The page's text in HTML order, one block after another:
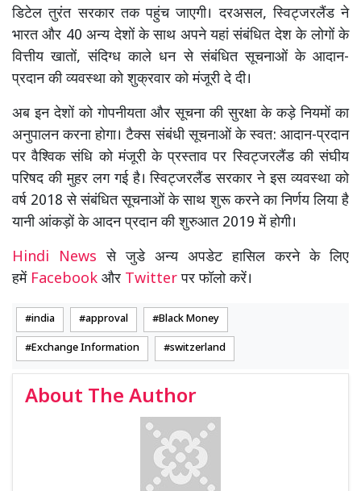
डिटेल तुरंत सरकार तक पहुंच जाएगी। दरअसल, स्विट्जरलैंड ने
भारत और 40 अन्य देशों के साथ अपने यहां संबंधित देश के लोगों के
वित्तीय खातों, संदिग्ध काले धन से संबंधित सूचनाओं के आदान-
प्रदान की व्यवस्था को शुक्रवार को मंजूरी दे दी।
अब इन देशों को गोपनीयता और सूचना की सुरक्षा के कड़े नियमों का
अनुपालन करना होगा। टैक्स संबंधी सूचनाओं के स्वत: आदान-प्रदान
पर वैश्विक संधि को मंजूरी के प्रस्ताव पर स्विट्जरलैंड की संघीय
परिषद की मुहर लग गई है। स्विट्जरलैंड सरकार ने इस व्यवस्था को
वर्ष 2018 से संबंधित सूचनाओं के साथ शुरू करने का निर्णय लिया है
यानी आंकड़ों के आदन प्रदान की शुरुआत 2019 में होगी।
Hindi Newsसे जुडे अन्य अपडेट हासिल करने के लिए
हमें Facebook और Twitterपर फॉलो करें।
india approval Black Money
Exchange Information switzerland
About The Author